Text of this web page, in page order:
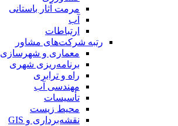
مرمت آثار باستانی
آب
ارتباطات
رتبه شرکت‌های مشاور
معماری و شهرسازی
برنامه‌ریزی شهری
راه و ترابری
مهندسی آب
تأسیسات
محیط زیست
نقشه‌برداری و GIS